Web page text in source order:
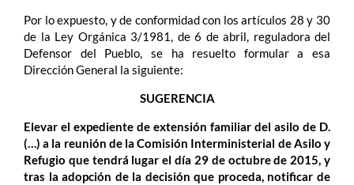
Por lo expuesto, y de conformidad con los artículos 28 y 30
de la Ley Orgánica 3/1981, de 6 de abril, reguladora del
Defensor del Pueblo, se ha resuelto formular a esa
Dirección General la siguiente:
SUGERENCIA
Elevar el expediente de extensión familiar del asilo de D.
(…) a la reunión de la Comisión Interministerial de Asilo y
Refugio que tendrá lugar el día 29 de octubre de 2015, y
tras la adopción de la decisión que proceda, notificar de